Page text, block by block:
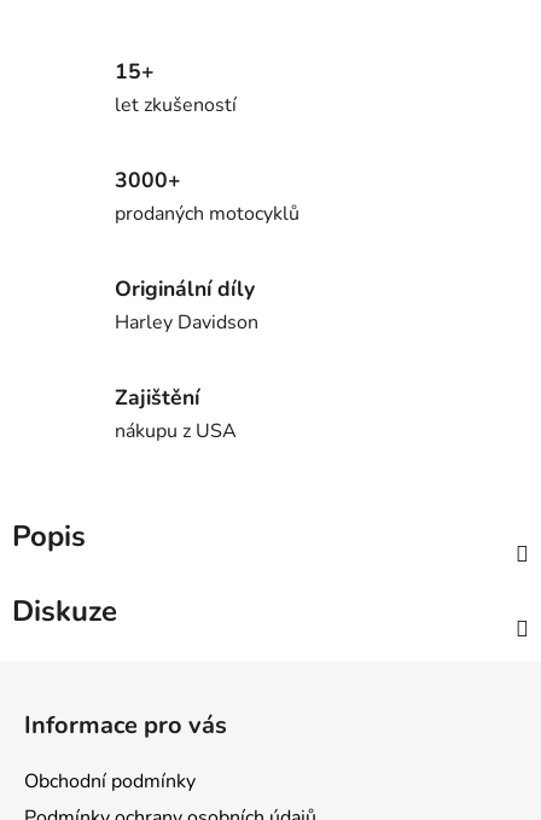
15+
let zkušeností
3000+
prodaných motocyklů
Originální díly
Harley Davidson
Zajištění
nákupu z USA
Popis
Diskuze
Informace pro vás
Obchodní podmínky